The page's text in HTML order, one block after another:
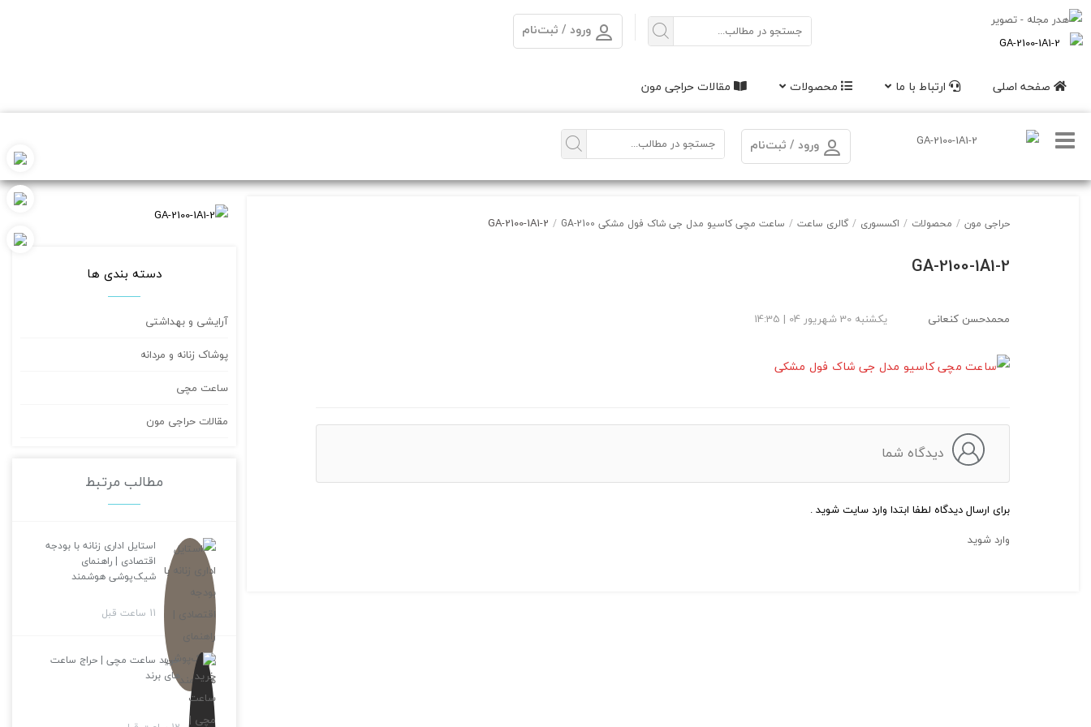
ورود / ثبت‌نام
صفحه اصلی ارتباط با ما محصولات مقالات حراجی مون
ورود / ثبت‌نام
حراجی مون / محصولات / اکسسوری / گالری ساعت / ساعت مچی کاسیو مدل جی شاک فول مشکی GA-2100 /
GA-2100-1A1-2
GA-2100-1A1-2
محمدحسن کنعانی یکشنبه 30 شهریور 04 | 14:35
دیدگاه شما
برای ارسال دیدگاه لطفا ابتدا وارد سایت شوید .
وارد شوید
دسته بندی ها
آرایشی و بهداشتی
پوشاک زنانه و مردانه
ساعت مچی
مقالات حراجی مون
مطالب مرتبط
استایل اداری زنانه با بودجه
اقتصادی | راهنمای
شیک‌پوشی هوشمند
11 ساعت قبل
خرید ساعت مچی | حراج ساعت
های برند